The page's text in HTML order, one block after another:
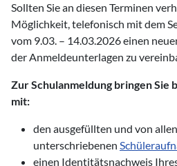
Sollten Sie an diesen Terminen
Möglichkeit, telefonisch mit dem
vom 9.03. – 14.03.2026 einen
der Anmeldeunterlagen zu
Zur Schulanmeldung bringen
mit:
den ausgefüllten und von
unterschriebenen
einen Identitätsnachweis